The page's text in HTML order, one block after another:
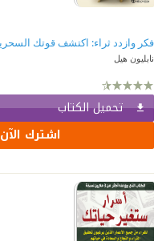
نابليون هيل
تحميل الكتاب
اشترك الآن